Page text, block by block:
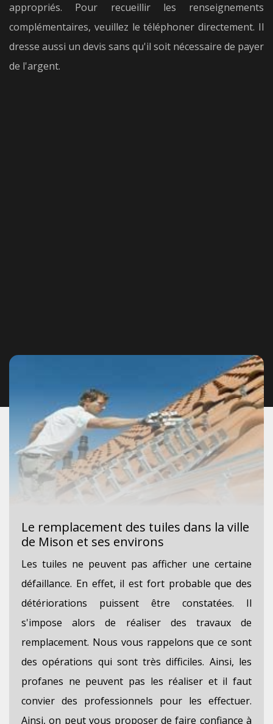
appropriés. Pour recueillir les renseignements
complémentaires, veuillez le téléphoner directement. Il
dresse aussi un devis sans qu'il soit nécessaire de payer
de l'argent.
Le remplacement des tuiles dans la ville
de Mison et ses environs
Les tuiles ne peuvent pas afficher une certaine
défaillance. En effet, il est fort probable que des
détériorations puissent être constatées. Il
s'impose alors de réaliser des travaux de
remplacement. Nous vous rappelons que ce sont
des opérations qui sont très difficiles. Ainsi, les
profanes ne peuvent pas les réaliser et il faut
convier des professionnels pour les effectuer.
Ainsi, on peut vous proposer de faire confiance à